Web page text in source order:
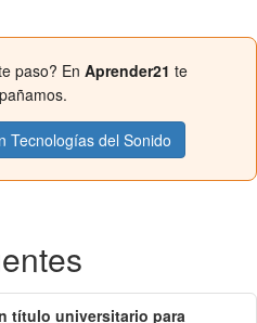
paso? En Aprender21 te
Tecnologías del Sonido
título universitario para